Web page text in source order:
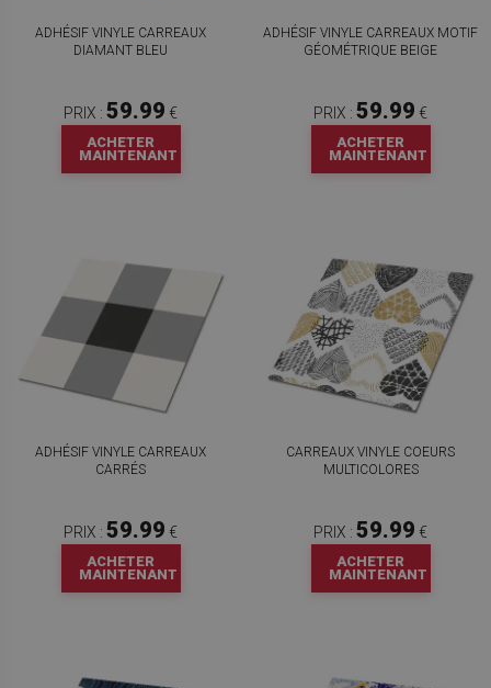
ADHÉSIF VINYLE CARREAUX
DIAMANT BLEU
PRIX : 59.99 €
ACHETER
MAINTENANT
ADHÉSIF VINYLE CARREAUX MOTIF
GÉOMÉTRIQUE BEIGE
PRIX : 59.99 €
ACHETER
MAINTENANT
ADHÉSIF VINYLE CARREAUX
CARRÉS
PRIX : 59.99 €
ACHETER
MAINTENANT
CARREAUX VINYLE COEURS
MULTICOLORES
PRIX : 59.99 €
ACHETER
MAINTENANT